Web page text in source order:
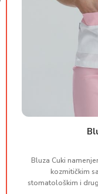
Bluza Cuki
kozmitičkim
stomatološkim i